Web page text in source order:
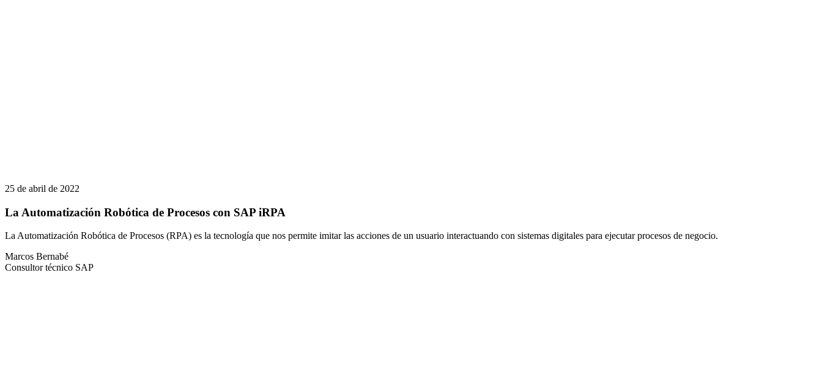
25 de abril de 2022
La Automatización Robótica de Procesos con SAP iRPA
La Automatización Robótica de Procesos (RPA) es la tecnología que nos permite imitar las acciones de un usuario interactuando con sistemas digitales para ejecutar procesos de negocio.
Marcos Bernabé
Consultor técnico SAP